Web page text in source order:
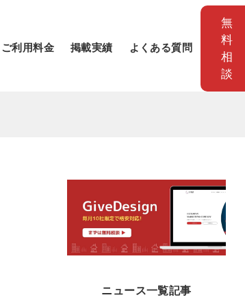
ご利用料金 掲載実績 よくある質問
無
料
相
談
ニュース一覧記事